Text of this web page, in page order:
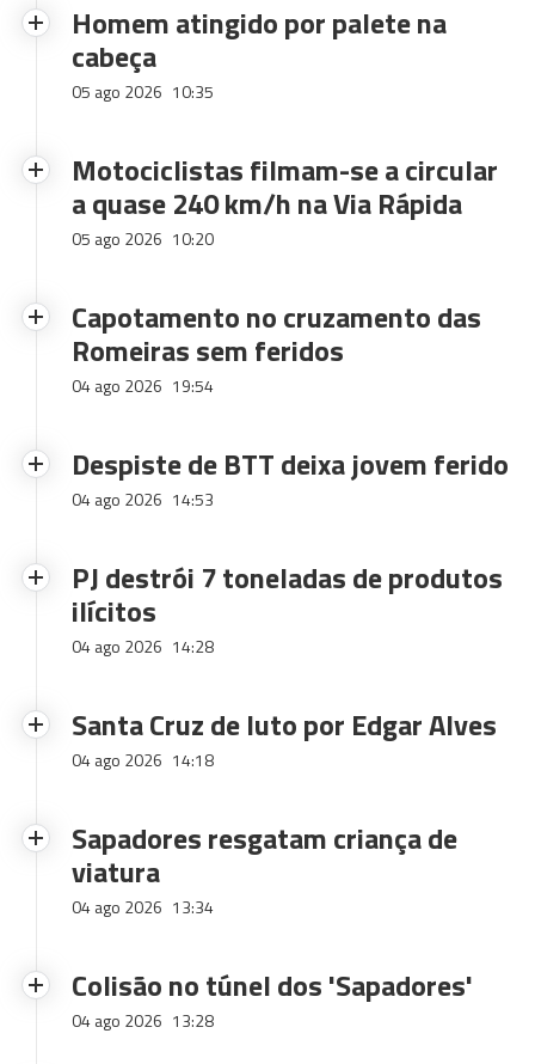
Homem atingido por palete na
cabeça
05 ago 2026 10:35
Motociclistas filmam-se a circular
a quase 240 km/h na Via Rápida
05 ago 2026 10:20
Capotamento no cruzamento das
Romeiras sem feridos
04 ago 2026 19:54
Despiste de BTT deixa jovem ferido
04 ago 2026 14:53
PJ destrói 7 toneladas de produtos
ilícitos
04 ago 2026 14:28
Santa Cruz de luto por Edgar Alves
04 ago 2026 14:18
Sapadores resgatam criança de
viatura
04 ago 2026 13:34
Colisão no túnel dos 'Sapadores'
04 ago 2026 13:28